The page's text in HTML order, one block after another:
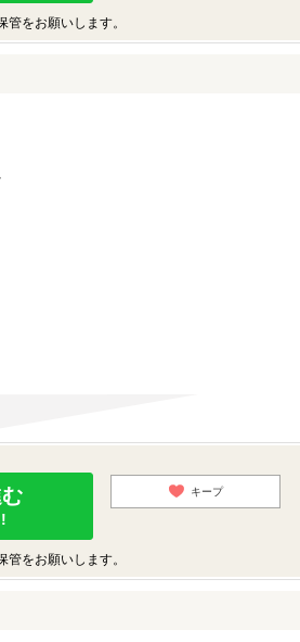
をお願いします。
キープ
をお願いします。